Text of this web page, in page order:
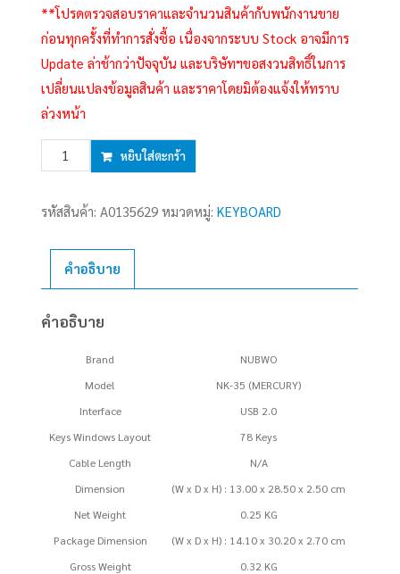
**โปรดตรวจสอบราคาและจำนวนสินค้ากับพนักงานขาย
ก่อนทุกครั้งที่ทำการสั่งซื้อ เนื่องจากระบบ Stock อาจมีการ
Update ล่าช้ากว่าปัจจุบัน และบริษัทฯขอสงวนสิทธิ์ในการ
เปลี่ยนแปลงข้อมูลสินค้า และราคาโดยมิต้องแจ้งให้ทราบ
ล่วงหน้า
จำนวน
USB
MINI
ชิ้น
หยิบใส่ตะกร้า
รหัสสินค้า: A0135629 หมวดหมู่:KEYBOARD
คำอธิบาย
คำอธิบาย
Brand
NUBWO
Model
NK-35 (MERCURY)
Interface
USB 2.0
Keys Windows Layout
78 Keys
Cable Length
N/A
Dimension
(W x D x H) : 13.00 x 28.50 x 2.50 cm
Net Weight
0.25 KG
Package Dimension
(W x D x H) : 14.10 x 30.20 x 2.70 cm
Gross Weight
0.32 KG